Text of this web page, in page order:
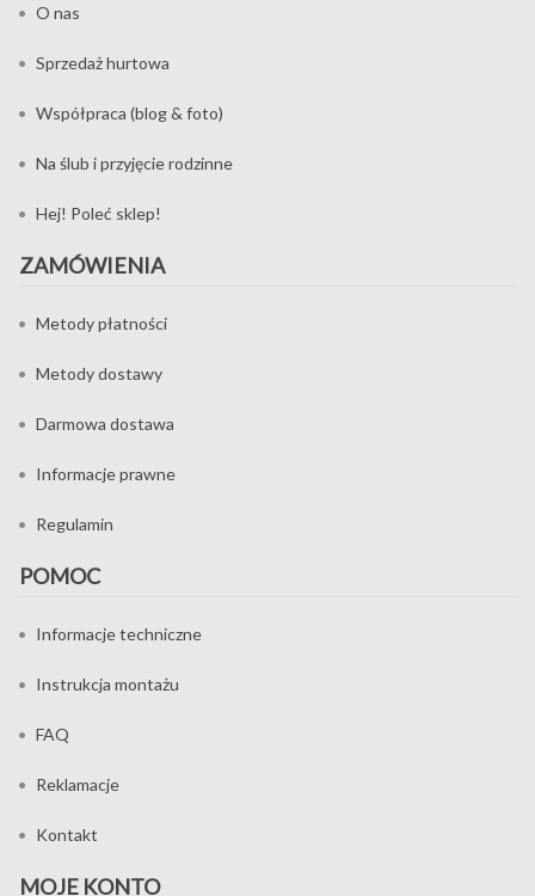
O nas
Sprzedaż hurtowa
Współpraca (blog & foto)
Na ślub i przyjęcie rodzinne
Hej! Poleć sklep!
ZAMÓWIENIA
Metody płatności
Metody dostawy
Darmowa dostawa
Informacje prawne
Regulamin
POMOC
Informacje techniczne
Instrukcja montażu
FAQ
Reklamacje
Kontakt
MOJE KONTO